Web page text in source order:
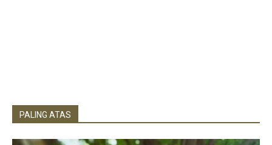
PALING ATAS